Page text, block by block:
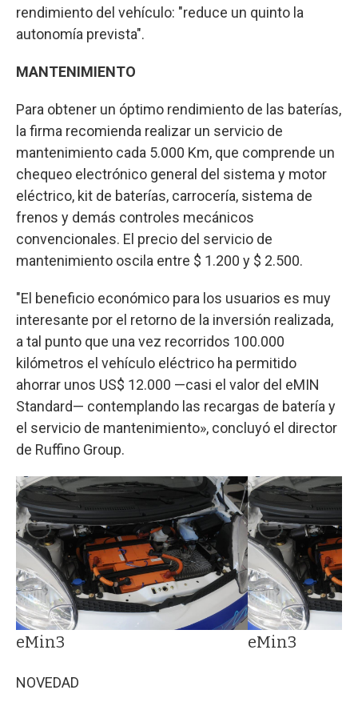
rendimiento del vehículo: "reduce un quinto la
autonomía prevista".
MANTENIMIENTO
Para obtener un óptimo rendimiento de las baterías,
la firma recomienda realizar un servicio de
mantenimiento cada 5.000 Km, que comprende un
chequeo electrónico general del sistema y motor
eléctrico, kit de baterías, carrocería, sistema de
frenos y demás controles mecánicos
convencionales. El precio del servicio de
mantenimiento oscila entre $ 1.200 y $ 2.500.
"El beneficio económico para los usuarios es muy
interesante por el retorno de la inversión realizada,
a tal punto que una vez recorridos 100.000
kilómetros el vehículo eléctrico ha permitido
ahorrar unos US$ 12.000 —casi el valor del eMIN
Standard— contemplando las recargas de batería y
el servicio de mantenimiento», concluyó el director
de Ruffino Group.
eMin3 eMin3
NOVEDAD